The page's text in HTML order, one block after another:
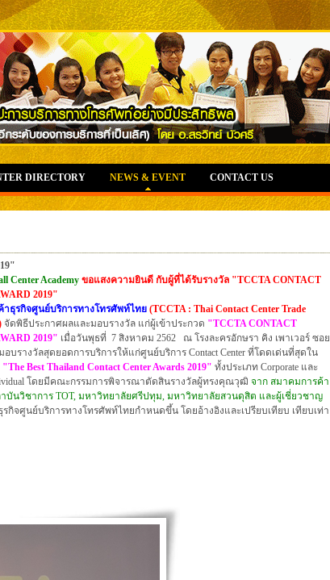
DIRECTORY NEWS & EVENT CONTACT US
Center Academy ขอแสงความยินดี กับผู้ที่ได้รับรางวัล "TCCTA CONTACT
2019"
าธุรกิจศูนย์บริการทางโทรศัพท์ไทย (TCCTA : Thai Contact Center Trade
จัดพิธีประกาศผลและมอบรางวัล แก่ผู้เข้าประกวด "TCCTA CONTACT
2019" เมื่อวันพุธที่ 7 สิงหาคม 2562 ณ โรงละครอักษรา คิง เพาเวอร์ ซอย
อบรางวัลสุดยอดการบริการให้แก่ศูนย์บริการ Contact Center ที่โดดเด่นที่สุดใน
"The Best Thailand Contact Center Awards 2019" ทั้งประเภท Corporate และ
โดยมีคณะกรรมการพิจารณาตัดสินรางวัลผู้ทรงคุณวุฒิ จาก สมาคมการค้า
ถาบันวิชาการ TOT, มหาวิทยาลัยศรีปทุม, มหาวิทยาลัยสวนดุสิต และผู้เชี่ยวชาญ
จศูนย์บริการทางโทรศัพท์ไทยกำหนดขึ้น โดยอ้างอิงและเปรียบเทียบ เทียบเท่า